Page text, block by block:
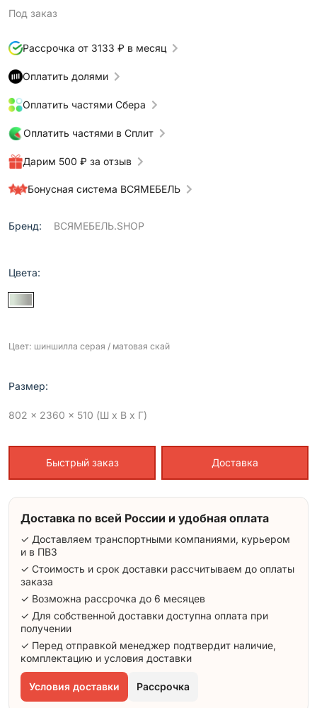
Под заказ
Рассрочка от 3133 ₽ в месяц
Оплатить долями
Оплатить частями Сбера
Оплатить частями в Сплит
Дарим 500 ₽ за отзыв
Бонусная система ВСЯМЕБЕЛЬ
Бренд: ВСЯМЕБЕЛЬ.SHOP
Цвета:
Цвет: шиншилла серая / матовая скай
Размер:
802 x 2360 x 510 (Ш x В x Г)
Быстрый заказ Доставка
Доставка по всей России и удобная оплата
✓ Доставляем транспортными компаниями, курьером
и в ПВЗ
✓ Стоимость и срок доставки рассчитываем до оплаты
заказа
✓ Возможна рассрочка до 6 месяцев
✓ Для собственной доставки доступна оплата при
получении
✓ Перед отправкой менеджер подтвердит наличие,
комплектацию и условия доставки
Условия доставки Рассрочка